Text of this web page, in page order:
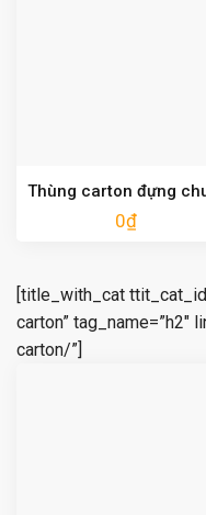
Thùng carton đựng
0₫
[title_with_cat
carton” tag_name=”h2″
carton/”]